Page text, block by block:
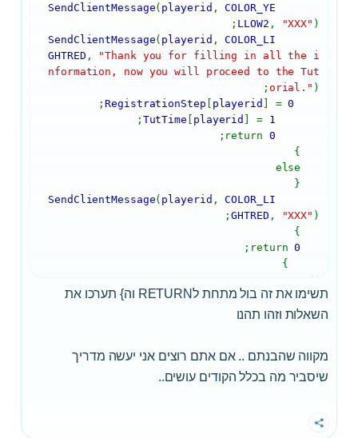
SendClientMessage( playerid ,COLOR_YE
LLOW2 , "XXX" );
SendClientMessage( playerid ,COLOR_LI
GHTRED ,
"Thank you for filling in all the i
nformation, now you will proceed to the Tut
orial." );
RegistrationStep
playerid ] =0
;
TutTime
playerid ] = 1
;
0
;
}
{
SendClientMessage( playerid ,COLOR_LI
GHTRED , "XXX" );
}
0
;
}
תשימו את זה בול מתחת לRETURN וה} תערכו את
השאלות וזהו תהנו
מקווה שהבנתם .. אם אתם רוצים אני יעשה מדריך
שיסביר מה בכלל הקודים עושים..
שתף